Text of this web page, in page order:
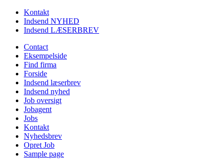
Kontakt
Indsend NYHED
Indsend LÆSERBREV
Contact
Eksempelside
Find firma
Forside
Indsend læserbrev
Indsend nyhed
Job oversigt
Jobagent
Jobs
Kontakt
Nyhedsbrev
Opret Job
Sample page